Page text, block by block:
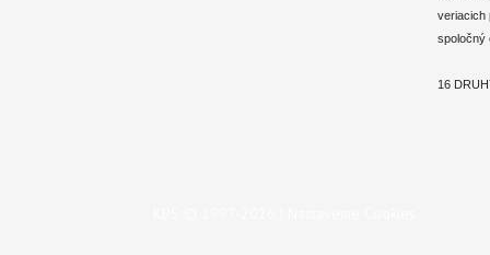
veriacich
spoločný
16